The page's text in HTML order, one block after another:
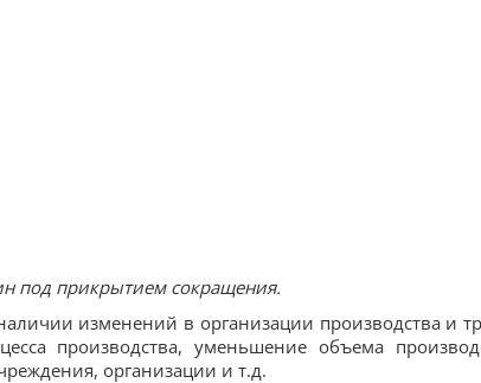
под прикрытием сокращения.
изменений в организации производства и
производства, уменьшение объема
организации и т.д.